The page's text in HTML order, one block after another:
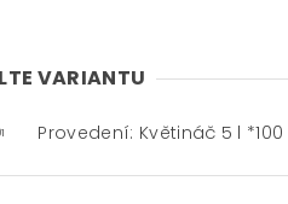
VARIANTU
Provedení: Květináč 5 l *100